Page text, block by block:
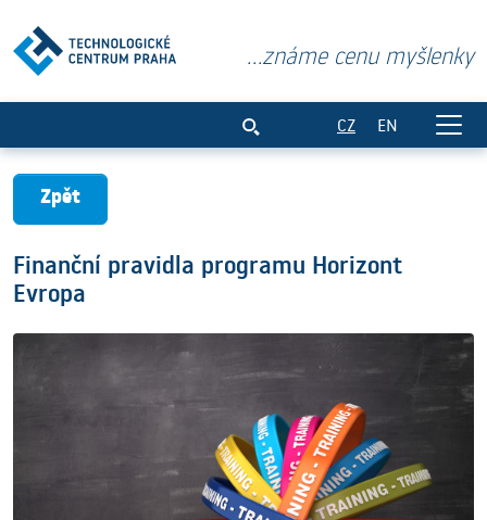
...známe cenu myšlenky
CZ EN
Zpět
Finanční pravidla programu Horizont
Evropa